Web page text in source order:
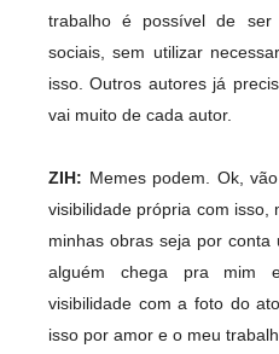
trabalho é possível de
sociais, sem utilizar
isso. Outros autores já
vai muito de cada autor.
ZIH: Memes podem. Ok,
visibilidade própria com isso,
minhas obras seja por conta
alguém chega pra mim
visibilidade com a foto do
isso por amor e o meu